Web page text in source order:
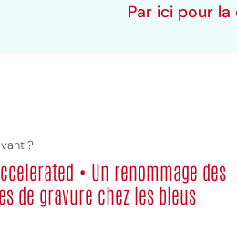
Par ici pour
?
• Un renommage des
de gravure chez les bleus